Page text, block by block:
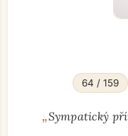
64 / 159
„Sympatický